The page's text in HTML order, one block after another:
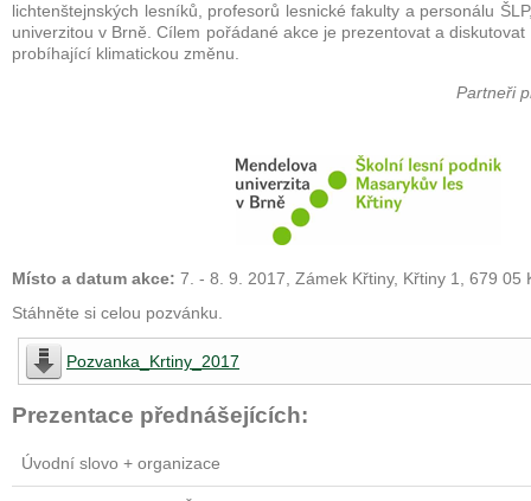
lichtenštejnských lesníků, profesorů lesnické fakulty a personálu
univerzitou v Brně. Cílem pořádané akce je prezentovat a
probíhající klimatickou změnu.
Partneři
Místo a datum akce: 7. - 8. 9. 2017, Zámek Křtiny, Křtiny 1, 679 05
Stáhněte si celou pozvánku.
Pozvanka_Krtiny_2017
Prezentace přednášejících:
Úvodní slovo + organizace